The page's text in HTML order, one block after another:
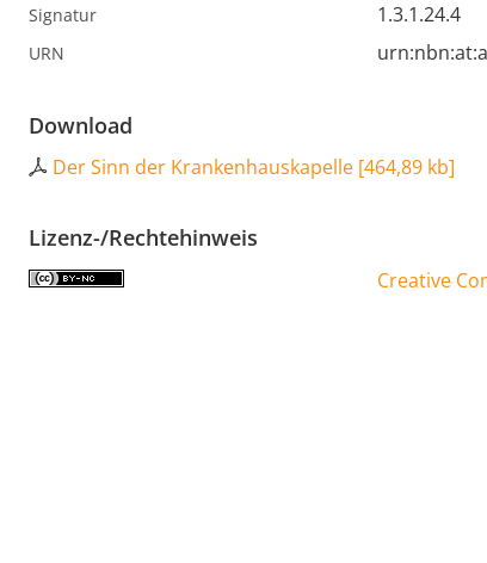
Signatur 1.3.1.24.4
URN
Download
Der Sinn der Krankenhauskapelle [464,89 kb]
Lizenz-/Rechtehinweis
Creative